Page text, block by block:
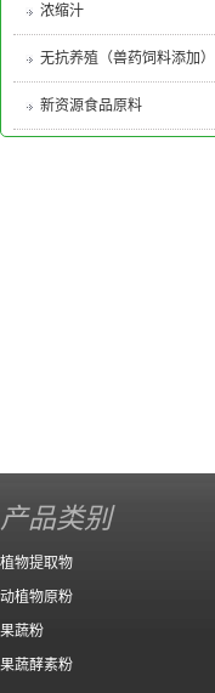
浓缩汁
无抗养殖（兽药饲料添加）
新资源食品原料
产品类别
植物提取物
动植物原粉
果蔬粉
果蔬酵素粉